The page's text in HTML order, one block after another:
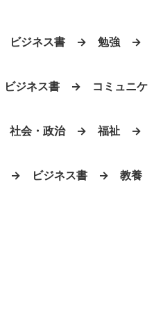
ジネス書 → 勉強 →
ネス書 → コミュニケ
社会・政治 → 福祉 →
→ ビジネス書 → 教養